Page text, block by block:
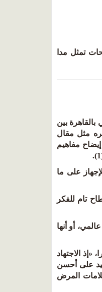
تمثل مدا
بين
مثل مقال
مفاهيم
على ما
تام للفكر
أو أنها
«إذ الاجتهاد
على أحسن
المرض